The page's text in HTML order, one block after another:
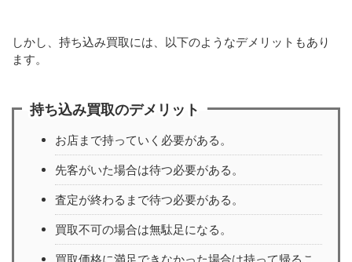
しかし、持ち込み買取には、以下のようなデメリットもあり
ます。
持ち込み買取のデメリット
お店まで持っていく必要がある。
先客がいた場合は待つ必要がある。
査定が終わるまで待つ必要がある。
買取不可の場合は無駄足になる。
買取価格に満足できなかった場合は持って帰るこ